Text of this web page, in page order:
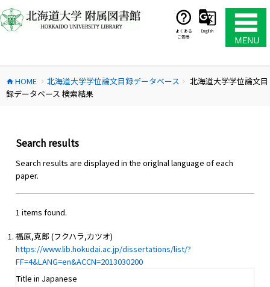
ン
テ
ス
キ
よくある
ご質問
English
home HOME chevron_right 北海道大学学位論文目録データベース chevron_right
北海道大学学位論文目
録データベース 検索結果
Search results
Search results are displayed in the origlnal language of each
paper.
1 items found.
福原,克郎 (フクハラ,カツオ)
https://www.lib.hokudai.ac.jp/dissertations/list/?
FF=4&LANG=en&ACCN=2013030200
Title in Japanese